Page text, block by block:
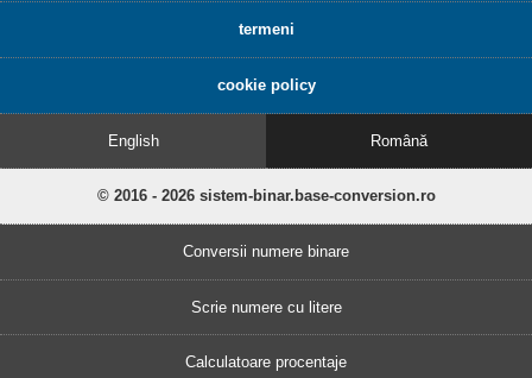
termeni
cookie policy
English Română
© 2016 - 2026 sistem-binar.base-conversion.ro
Conversii numere binare
Scrie numere cu litere
Calculatoare procentaje